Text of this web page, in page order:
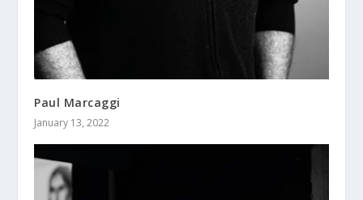
Paul Marcaggi
January 13, 2022